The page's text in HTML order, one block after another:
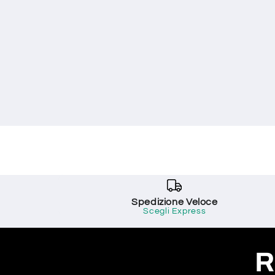
Spedizione Veloce
Scegli Express